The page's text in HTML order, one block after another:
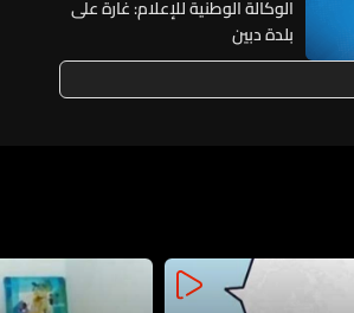
الوكالة الوطنية للإعلام: غارة على
بلدة دبين